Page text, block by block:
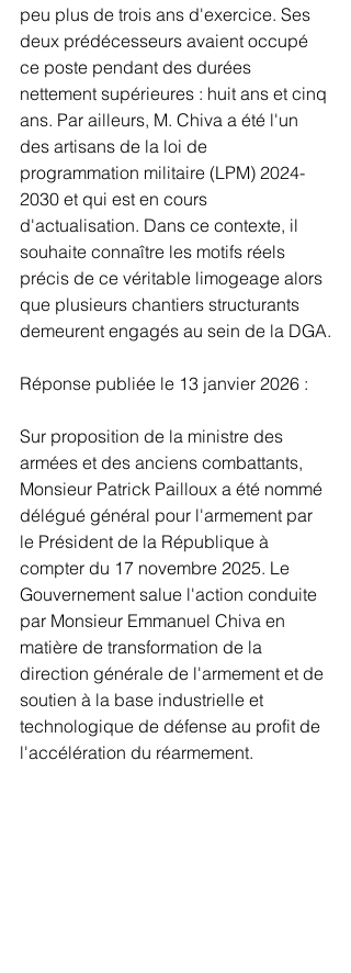
peu plus de trois ans d'exercice. Ses
deux prédécesseurs avaient occupé
ce poste pendant des durées
nettement supérieures : huit ans et cinq
ans. Par ailleurs, M. Chiva a été l'un
des artisans de la loi de
programmation militaire (LPM) 2024-
2030 et qui est en cours
d'actualisation. Dans ce contexte, il
souhaite connaître les motifs réels
précis de ce véritable limogeage alors
que plusieurs chantiers structurants
demeurent engagés au sein de la DGA.
Réponse publiée le 13 janvier 2026 :
Sur proposition de la ministre des
armées et des anciens combattants,
Monsieur Patrick Pailloux a été nommé
délégué général pour l'armement par
le Président de la République à
compter du 17 novembre 2025. Le
Gouvernement salue l'action conduite
par Monsieur Emmanuel Chiva en
matière de transformation de la
direction générale de l'armement et de
soutien à la base industrielle et
technologique de défense au profit de
l'accélération du réarmement.